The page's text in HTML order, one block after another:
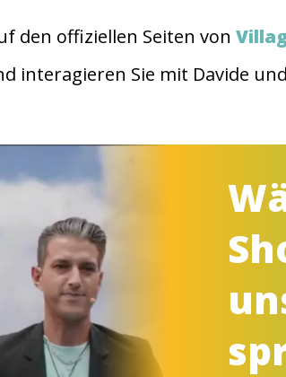
den offiziellen Seiten von
interagieren Sie mit Davide